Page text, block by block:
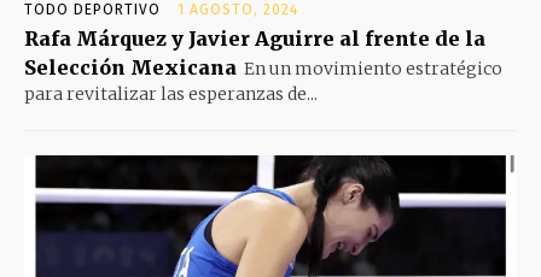
TODO DEPORTIVO 1 AGOSTO, 2024
Rafa Márquez y Javier Aguirre al frente de la
Selección Mexicana En un movimiento estratégico
para revitalizar las esperanzas de...